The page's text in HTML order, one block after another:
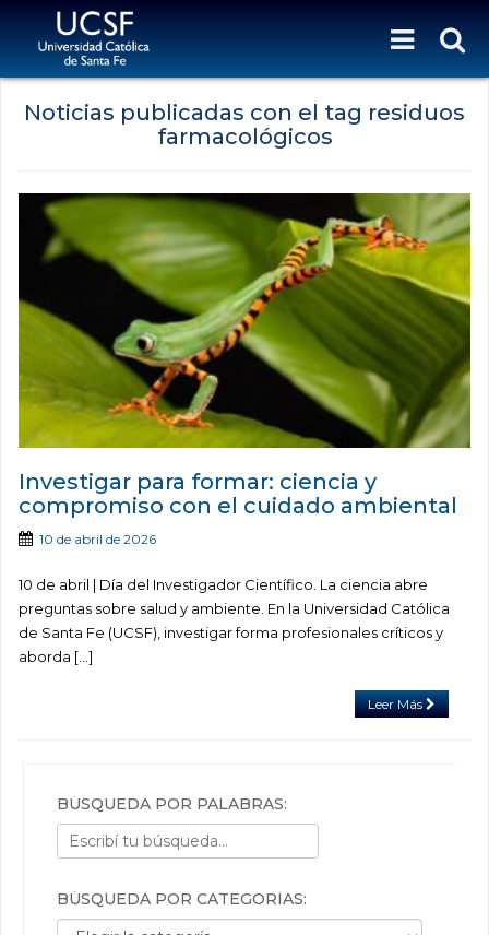
Noticias publicadas con el tag residuos
farmacológicos
Investigar para formar: ciencia y
compromiso con el cuidado ambiental
10 de abril de 2026
10 de abril | Día del Investigador Científico. La ciencia abre
preguntas sobre salud y ambiente. En la Universidad Católica
de Santa Fe (UCSF), investigar forma profesionales críticos y
aborda […]
Leer Más
BÚSQUEDA POR PALABRAS:
BÚSQUEDA POR CATEGORÍAS:
Búsqueda por categorías: